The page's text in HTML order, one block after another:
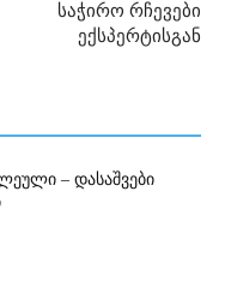
საჭირო რჩევები
ექსპერტისგან
– დასაშვები